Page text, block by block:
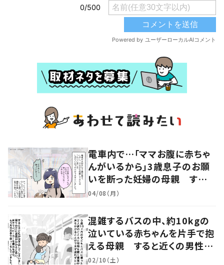
電車内で…「ママお腹に赤ちゃ
んがいるから」3歳息子のお願
いを断った妊婦の母親 すると
近くにいた女性の申し出に「こ
04/08（月）
混雑するバスの中、約10kgの
泣いている赤ちゃんを片手で抱
える母親 すると近くの男性が
声をかけ…「涙が出そうでした」
02/10（土）